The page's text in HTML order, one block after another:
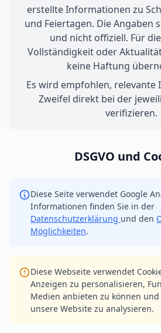
erstellte Informationen zu
und Feiertagen. Die Angaben
und nicht offiziell. Für
Vollständigkeit oder
keine Haftung
Es wird empfohlen,
Zweifel direkt bei der
verifizieren.
DSGVO und
Diese Seite verwendet Google
Informationen finden Sie in der
Datenschutzerklärung und den
Möglichkeiten.
Diese Webseite verwendet
Anzeigen zu personalisieren,
Medien anbieten zu können
unsere Website zu analysieren.